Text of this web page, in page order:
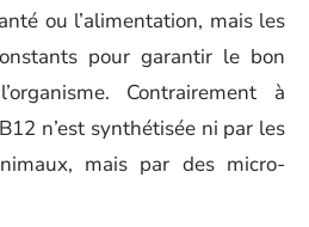
ou l’alimentation, mais les
pour garantir le bon
Contrairement à
n’est synthétisée ni par les
mais par des micro-